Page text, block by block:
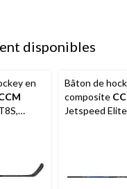
disponibles
en
Bâton de
composite
Jetspeed